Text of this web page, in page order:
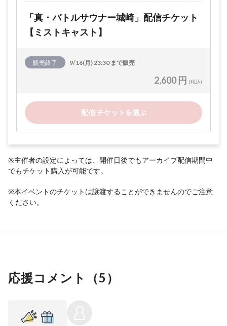
「真・バトルサウナー城崎」配信チケット
【ミストキャスト】
販売終了 9/16(月) 23:30 まで販売
2,600 円 (税込)
配信 チケットを選ぶ
※主催者の設定によっては、開催日後でもアーカイブ配信期間中
でもチケット購入が可能です。
※本イベントのチケットは譲渡することができませんのでご注意
ください。
応援コメント（5 ）